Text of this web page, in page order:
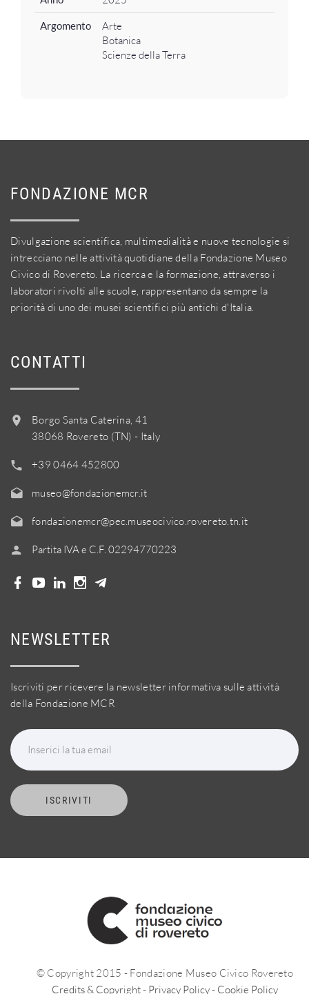
Argomento
Arte
Botanica
Scienze della Terra
FONDAZIONE MCR
Divulgazione scientifica, multimedialità e nuove tecnologie si
intrecciano nelle attività quotidiane della Fondazione Museo
Civico di Rovereto. La ricerca e la formazione, attraverso i
laboratori rivolti alle scuole, rappresentano da sempre la
priorità di uno dei musei scientifici più antichi d'Italia.
CONTATTI
Borgo Santa Caterina, 41
38068 Rovereto (TN) - Italy
+39 0464 452800
museo@fondazionemcr.it
fondazionemcr@pec.museocivico.rovereto.tn.it
Partita IVA e C.F. 02294770223
NEWSLETTER
Iscriviti per ricevere la newsletter informativa sulle attività
della Fondazione MCR
Inserici la tua email
ISCRIVITI
© Copyright 2015 - Fondazione Museo Civico Rovereto
Credits & Copyright- Privacy Policy- Cookie Policy